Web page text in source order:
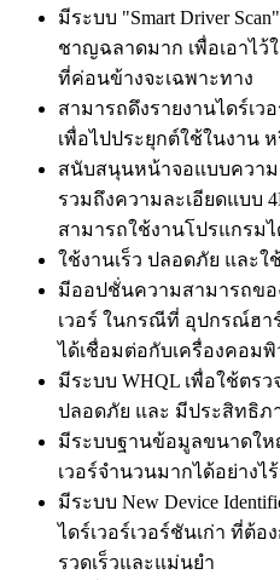
มีระบบ "Smart Driver
ชาญฉลาดมาก เพื่อเอาไว้
ที่ค่อนข้างจะเฉพาะทาง
สามารถดึงรายงานไดร์เว
เพื่อไปประยุกต์ใช้ในงาน
สนับสนุนหน้าจอแบบความ
รวมถึงความละเอียดแบบ
สามารถใช้งานโปรแกรม
ใช้งานเร็ว ปลอดภัย และใ
มีออปชั่นความสามารถขอ
เวอร์ ในกรณีที่ อุปกรณ์ฮ
ได้เชื่อมต่อกับเครื่องคอม
มีระบบ WHQL เพื่อใช้ตร
ปลอดภัย และ มีประสิทธิภ
มีระบบฐานข้อมูลขนาดใ
เวอร์จำนวนมากได้อย่างไ
มีระบบ New Device
ไดร์เวอร์เวอร์ชันเก่า ที่ต้อ
รวดเร็วและแม่นยำ